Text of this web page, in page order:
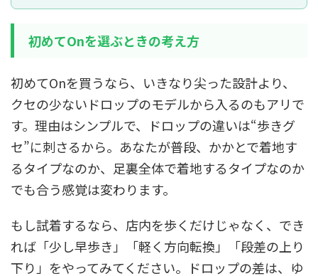
初めてOnを選ぶときの考え方
初めてOnを買うなら、いきなり尖った設計より、
クセの少ないドロップのモデルから入るのもアリで
す。理由はシンプルで、ドロップの違いは“歩きグ
セ”に刺さるから。あなたが普段、かかとで着地す
るタイプなのか、足裏全体で着地するタイプなのか
でも合う感覚は変わります。
もし試着するなら、店内を歩くだけじゃなく、でき
れば「少し早歩き」「軽く方向転換」「段差の上り
下り」をやってみてください。ドロップの差は、ゆ